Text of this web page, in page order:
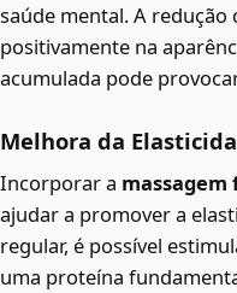
saúde mental. A
positivamente na
acumulada pode
Melhora da
Incorporar a massagem
ajudar a promover a
regular, é possível
uma proteína